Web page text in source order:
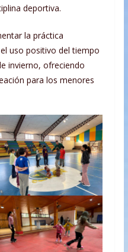
deportiva.
la práctica
uso positivo del tiempo
invierno, ofreciendo
para los menores